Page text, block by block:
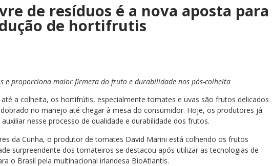
de resíduos é a nova aposta para
de hortifrutis
e proporciona maior firmeza do fruto e durabilidade nos pós-colheita
a colheita, os hortifrútis, especialmente tomates e uvas são frutos delicados
no manejo até chegar à mesa do consumidor. Hoje, os produtores já
nesse processo de qualidade e durabilidade dos frutos.
da Cunha, o produtor de tomates David Marini está colhendo os frutos
surpreendente dos tomateiros se destacou após utilizar as tecnologias de
o Brasil pela multinacional irlandesa BioAtlantis.